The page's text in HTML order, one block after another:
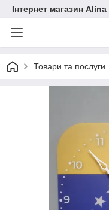
Інтернет магазин Alina
Товари та послуги